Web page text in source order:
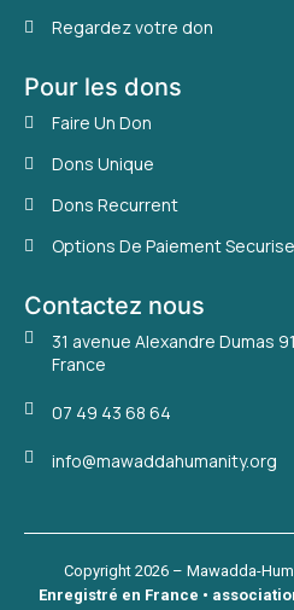
Regardez votre don
Pour les dons
Faire Un Don
Dons Unique
Dons Recurrent
Options De Paiement
Contactez nous
31 avenue Alexandre Dumas
France
07 49 43 68 64
info@mawaddahumanity.org
Copyright 2026 – Mawadda-
Enregistré en France •